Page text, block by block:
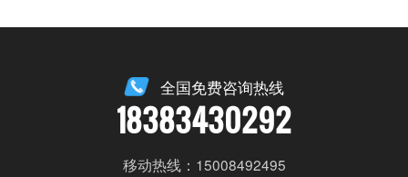
全国免费咨询热线
18383430292
移动热线：15008492495